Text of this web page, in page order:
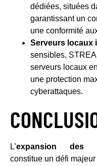
dédiées, situées
garantissant un
une conformité
Serveurs locaux
sensibles,
serveurs locaux
une protection
cyberattaques.
L’expansion des
constitue un défi